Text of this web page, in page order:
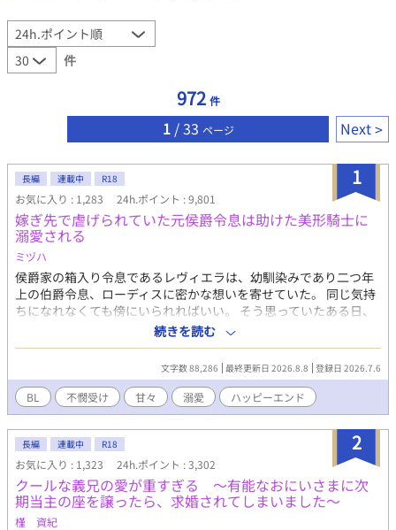
件
972 件
1/ 33 ページ Next
1
長編 連載中 R18
お気に入り : 1,283 24h.ポイント : 9,801
嫁ぎ先で虐げられていた元侯爵令息は助けた美形騎士に
溺愛される
ミヅハ
侯爵家の箱入り令息であるレヴィエラは、幼馴染みであり二つ年
上の伯爵令息、ローディスに密かな想いを寄せていた。 同じ気持
ちになれなくても傍にいられればいい。 そう思っていたある日、
まさかのローディスからプロポーズされ、レヴィエラは一も二も
なく頷いた。 晴れて迎えた結婚式。これからは正式にローディス
と一緒にいられると幸せな気持ちで伯爵家に赴いたレヴィエラ
は、ローディスの恋人と名乗る者に追い出され、敷地の隅にある
小屋に押し込まれる。 悲しみを抱きながらも、持ち前の明るさと
前向きさでどうにか生活していくことにしたレヴィエラだった
が、ある日小屋の裏で怪我をした騎士を見つけ介抱することに。
手探りではありつつも、自分に出来る精一杯で手当てをし、ただ
ただ元気になって欲しいと寝る間も惜しんで看病をした。 それが
自分の運命を大きく変えることになるとも知らず―――。 怪我を
負った美形騎士（攻）×頑張り屋の箱入り令息（受） ※印は性的
描写あり
続きを読む
文字数 88,286 最終更新日 2026.8.8 登録日 2026.7.6
BL 不憫受け 甘々 溺愛 ハッピーエンド
2
長編 連載中 R18
お気に入り : 1,323 24h.ポイント : 3,302
クールな義兄の愛が重すぎる ～有能なおにいさまに次
期当主の座を譲ったら、求婚されてしまいました～
槿 資紀